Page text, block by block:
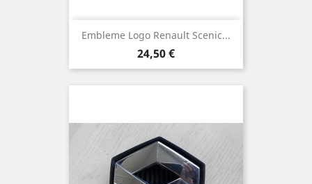
Embleme Logo Renault Scenic...
Prix
24,50 €